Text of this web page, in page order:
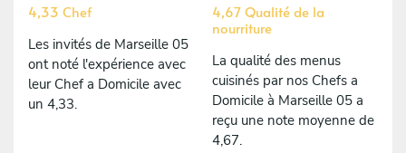
4,33 Chef
Les invités de Marseille 05
ont noté l'expérience avec
leur Chef a Domicile avec
un 4,33.
4,67 Qualité de la
nourriture
La qualité des menus
cuisinés par nos Chefs a
Domicile à Marseille 05 a
reçu une note moyenne de
4,67.